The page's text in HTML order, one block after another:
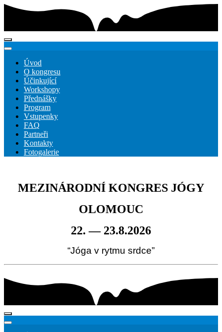
Úvod
O kongresu
Účinkující
Workshopy
Přednášky
Program
Vstupenky
FAQ
Partneři
Kontakty
Fotogalerie
MEZINÁRODNÍ KONGRES JÓGY
OLOMOUC
22. — 23.8.2026
“Jóga v rytmu srdce”